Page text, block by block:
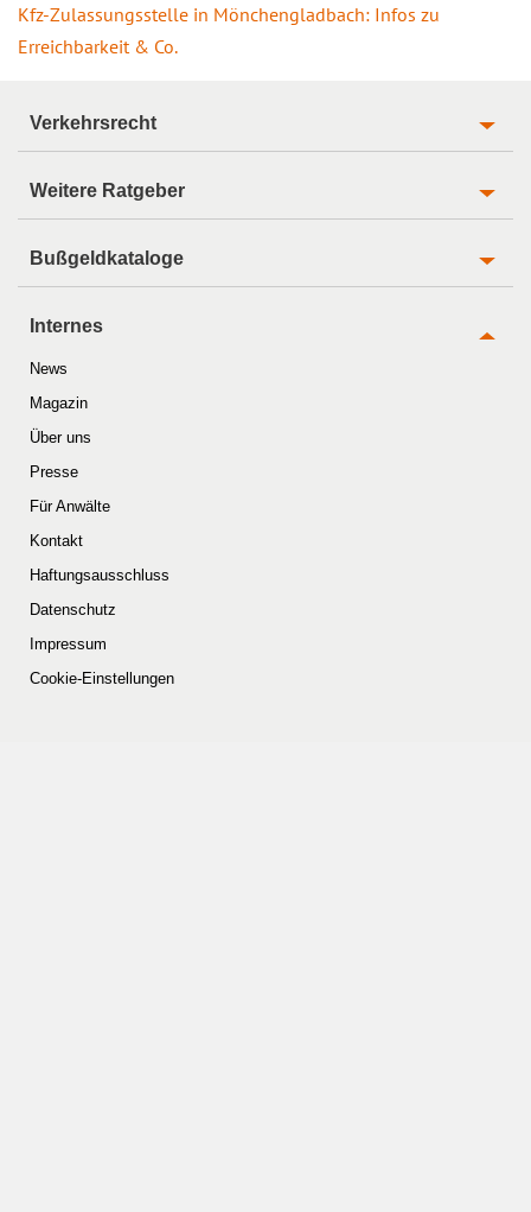
Kfz-Zulassungsstelle in Mönchengladbach: Infos zu
Erreichbarkeit & Co.
Verkehrsrecht
Weitere Ratgeber
Bußgeldkataloge
Internes
News
Magazin
Über uns
Presse
Für Anwälte
Kontakt
Haftungsausschluss
Datenschutz
Impressum
Cookie-Einstellungen